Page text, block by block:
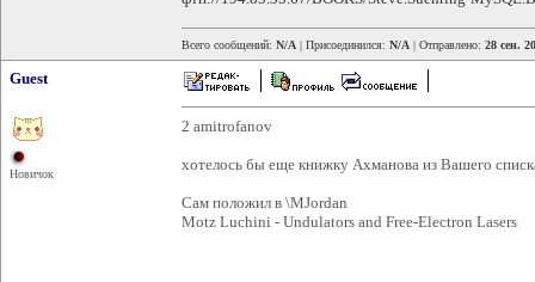
Всего сообщений: N/A | Присоединился: N/A | Отправлено: 28 сен.
Guest
Новичок
2 amitrofanov
хотелось бы еще книжку Ахманова из Вашего
Сам положил в \MJordan
Motz Luchini - Undulators and Free-Electron Lasers